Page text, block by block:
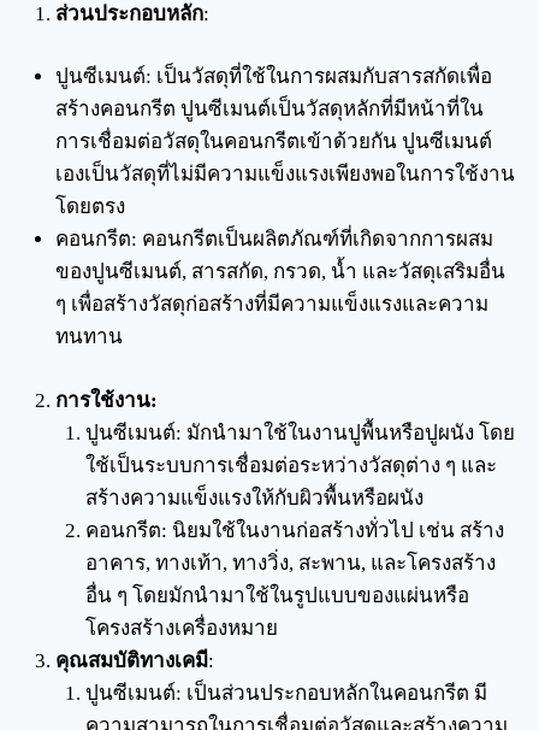
ส่วนประกอบหลัก:
ปูนซีเมนต์: เป็นวัสดุที่ใช้ในการผสมกับสารสกัดเพื่อ
สร้างคอนกรีต ปูนซีเมนต์เป็นวัสดุหลักที่มีหน้าที่ใน
การเชื่อมต่อวัสดุในคอนกรีตเข้าด้วยกัน ปูนซีเมนต์
เองเป็นวัสดุที่ไม่มีความแข็งแรงเพียงพอในการใช้งาน
โดยตรง
คอนกรีต: คอนกรีตเป็นผลิตภัณฑ์ที่เกิดจากการผสม
ของปูนซีเมนต์, สารสกัด, กรวด, น้ำ และวัสดุเสริมอื่น
ๆ เพื่อสร้างวัสดุก่อสร้างที่มีความแข็งแรงและความ
ทนทาน
การใช้งาน:
ปูนซีเมนต์: มักนำมาใช้ในงานปูพื้นหรือปูผนัง โดย
ใช้เป็นระบบการเชื่อมต่อระหว่างวัสดุต่าง ๆ และ
สร้างความแข็งแรงให้กับผิวพื้นหรือผนัง
คอนกรีต: นิยมใช้ในงานก่อสร้างทั่วไป เช่น สร้าง
อาคาร, ทางเท้า, ทางวิ่ง, สะพาน, และโครงสร้าง
อื่น ๆ โดยมักนำมาใช้ในรูปแบบของแผ่นหรือ
โครงสร้างเครื่องหมาย
คุณสมบัติทางเคมี:
ปูนซีเมนต์: เป็นส่วนประกอบหลักในคอนกรีต มี
ความสามารถในการเชื่อมต่อวัสดุและสร้างความ